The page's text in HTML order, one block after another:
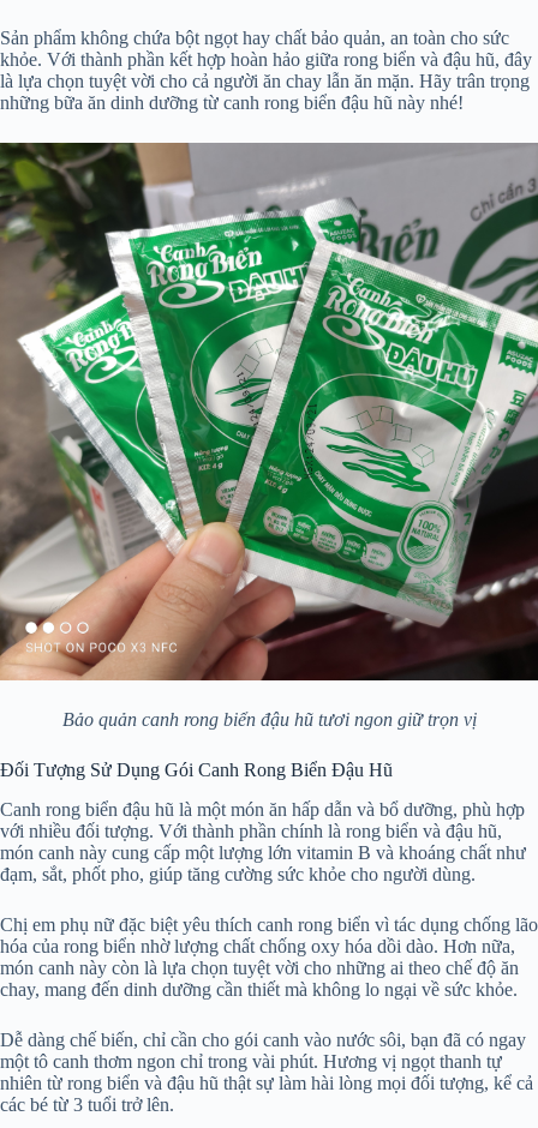
Sản phẩm không chứa bột ngọt hay chất bảo quản, an toàn cho sức
khỏe. Với thành phần kết hợp hoàn hảo giữa rong biển và đậu hũ, đây
là lựa chọn tuyệt vời cho cả người ăn chay lẫn ăn mặn. Hãy trân trọng
những bữa ăn dinh dưỡng từ canh rong biển đậu hũ này nhé!
Bảo quản canh rong biển đậu hũ tươi ngon giữ trọn vị
Đối Tượng Sử Dụng Gói Canh Rong Biển Đậu Hũ
Canh rong biển đậu hũ là một món ăn hấp dẫn và bổ dưỡng, phù hợp
với nhiều đối tượng. Với thành phần chính là rong biển và đậu hũ,
món canh này cung cấp một lượng lớn vitamin B và khoáng chất như
đạm, sắt, phốt pho, giúp tăng cường sức khỏe cho người dùng.
Chị em phụ nữ đặc biệt yêu thích canh rong biển vì tác dụng chống lão
hóa của rong biển nhờ lượng chất chống oxy hóa dồi dào. Hơn nữa,
món canh này còn là lựa chọn tuyệt vời cho những ai theo chế độ ăn
chay, mang đến dinh dưỡng cần thiết mà không lo ngại về sức khỏe.
Dễ dàng chế biến, chỉ cần cho gói canh vào nước sôi, bạn đã có ngay
một tô canh thơm ngon chỉ trong vài phút. Hương vị ngọt thanh tự
nhiên từ rong biển và đậu hũ thật sự làm hài lòng mọi đối tượng, kể cả
các bé từ 3 tuổi trở lên.